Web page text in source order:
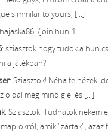
simmilar to yours, [...]
/join hun-1
: sziasztok hogy tudok a hun
a játékban?
: Sziasztok! Néha felnézek
oldal még mindig él és [...]
: Sziasztok! Tudnátok nekem
okról, amik "zártak", azaz